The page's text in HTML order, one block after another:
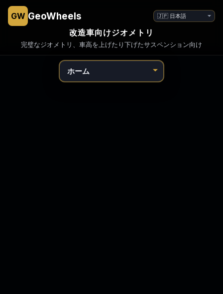
GW GeoWheels
言
語
改造車向けジオメトリ
完璧なジオメトリ、車高を上げたり下げたサスペンション向け
移